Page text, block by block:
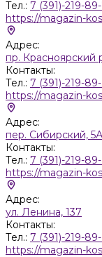
Тел.: 7 (391)-219-
https://magazin-
Адрес:
пр. Красноярский
Контакты:
Тел.: 7 (391)-219-
https://magazin-
Адрес:
пер. Сибирский, 5А
Контакты:
Тел.: 7 (391)-219-
https://magazin-
Адрес:
ул. Ленина, 137
Контакты:
Тел.: 7 (391)-219-
https://magazin-